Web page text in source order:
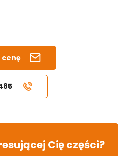
cenę
Cię części?